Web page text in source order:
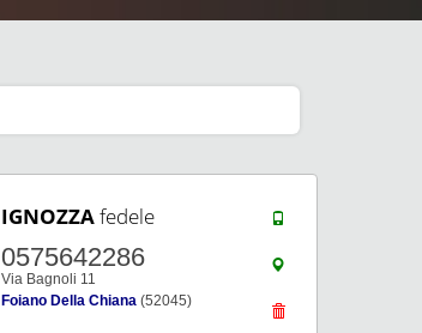
IGNOZZAfedele
0575642286
Via Bagnoli 11
Foiano Della Chiana (52045)